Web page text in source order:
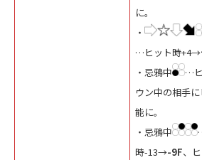
に。
・
…ヒット時+4→
・忌鴉中
…
ウン中の相手
能に。
・忌鴉中
時-13→-9F、